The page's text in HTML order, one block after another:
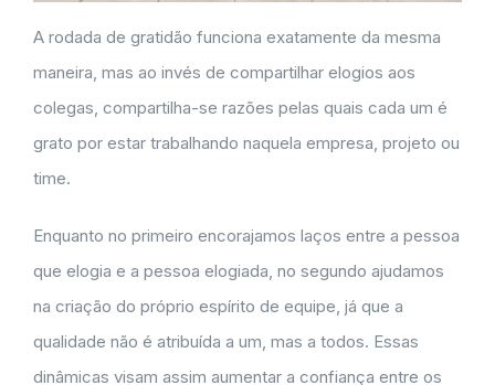
A rodada de gratidão funciona exatamente da mesma
maneira, mas ao invés de compartilhar elogios aos
colegas, compartilha-se razões pelas quais cada um é
grato por estar trabalhando naquela empresa, projeto ou
time.
Enquanto no primeiro encorajamos laços entre a pessoa
que elogia e a pessoa elogiada, no segundo ajudamos
na criação do próprio espírito de equipe, já que a
qualidade não é atribuída a um, mas a todos. Essas
dinâmicas visam assim aumentar a confiança entre os